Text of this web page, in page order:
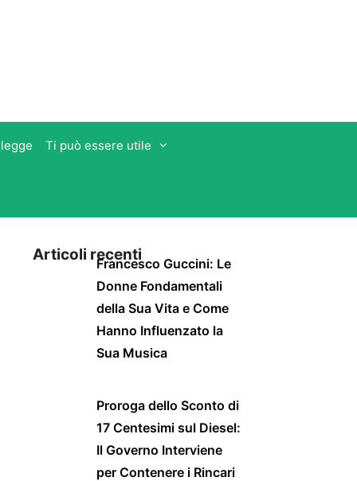
Ti può essere utile
Articoli recentiFrancesco Guccini: Le
Donne Fondamentali
della Sua Vita e Come
Hanno Influenzato la
Sua Musica
Proroga dello Sconto di
17 Centesimi sul Diesel:
Il Governo Interviene
per Contenere i Rincari